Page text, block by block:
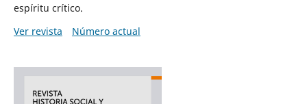
espíritu crítico.
Ver revista
Número actual